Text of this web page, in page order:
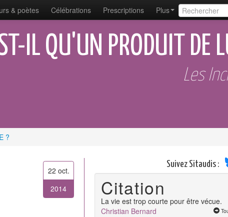
& poètes Célébrations Prescriptions Plus
IL QU'UN PRODUIT DE
Les
?
22 oct.
2014
Suivez Sitaudis :
Citation
La vie est trop courte pour être vécue.
Christian Bernard